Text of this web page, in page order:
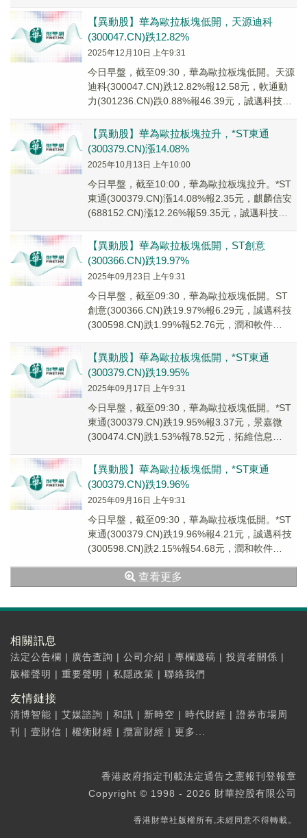
【異動股】華為歐拉板塊低開，天源迪科
(300047.CN)跌12.82%
2025年12月10日 上午9:31
今日早盤，截至09:30，華為歐拉板塊低開。天源
迪科(300047.CN)跌12.82%報12.58元，軟通動
力(301236.CN)跌0.88%報46.39元，誠邁科技
【異動股】華為歐拉板塊拉升，*ST東通
(300379.CN)漲14.08%
2025年10月13日 上午10:00
今日早盤，截至10:00，華為歐拉板塊拉升。*ST
東通(300379.CN)漲14.08%報2.35元，麒麟信安
(688152.CN)漲12.26%報59.35元，誠邁科技
【異動股】華為歐拉板塊低開，ST創意
(300366.CN)跌19.97%
2025年09月23日 上午9:31
今日早盤，截至09:30，華為歐拉板塊低開。ST
創意(300366.CN)跌19.97%報6.29元，誠邁科技
(300598.CN)跌1.99%報52.76元，潤和軟件
【異動股】華為歐拉板塊低開，*ST東通
(300379.CN)跌19.95%
2025年09月17日 上午9:31
今日早盤，截至09:30，華為歐拉板塊低開。*ST
東通(300379.CN)跌19.95%報3.37元，景嘉微
(300474.CN)跌1.53%報78.52元，拓維信息
【異動股】華為歐拉板塊低開，*ST東通
(300379.CN)跌19.96%
2025年09月16日 上午9:31
今日早盤，截至09:30，華為歐拉板塊低開。*ST
東通(300379.CN)跌19.96%報4.21元，誠邁科技
(300598.CN)跌2.15%報54.68元，潤和軟件
查看更多
相關訊息
法定公告欄 | 廣告查詢 | 公司介紹 | 專欄邀稿 | 投資者關係 |
版權聲明 | 重要聲明 | 私隱政策 | 聯絡我們
友情鏈接
清博智能 | 艾媒諮詢 | 和訊 | 新時空 | 時代財經 | 證券市場周
刊
| 壹財信 | 權衡財經 | 攬富財經 | 更多...
香港政府指定刊載法定通告之憲報刊登報章
Copyright © 1998 - 2026 財華控股有限公司
香港財華社版權所有,未經同意不得轉載。